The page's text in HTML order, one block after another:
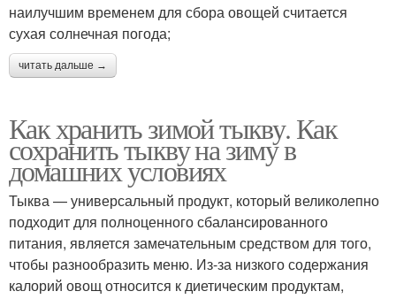
наилучшим временем для сбора овощей считается
сухая солнечная погода;
читать дальше →
Как хранить зимой тыкву. Как
сохранить тыкву на зиму в
домашних условиях
Тыква — универсальный продукт, который великолепно
подходит для полноценного сбалансированного
питания, является замечательным средством для того,
чтобы разнообразить меню. Из-за низкого содержания
калорий овощ относится к диетическим продуктам,